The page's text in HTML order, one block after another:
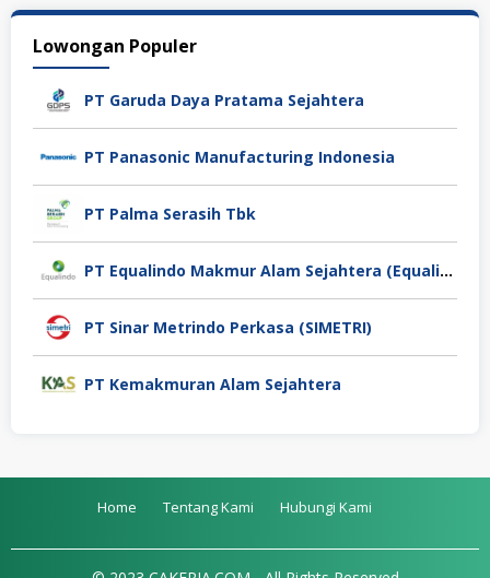
Lowongan Populer
PT Garuda Daya Pratama Sejahtera
PT Panasonic Manufacturing Indonesia
PT Palma Serasih Tbk
PT Equalindo Makmur Alam Sejahtera (Equalindo Group)
PT Sinar Metrindo Perkasa (SIMETRI)
PT Kemakmuran Alam Sejahtera
Home Tentang Kami Hubungi Kami